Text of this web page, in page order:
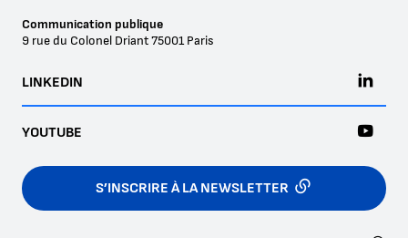
Communication publique
9 rue du Colonel Driant75001 Paris
S’INSCRIRE À LA NEWSLETTER
LINKEDIN
YOUTUBE